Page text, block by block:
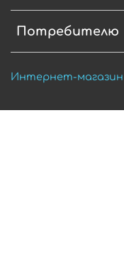
Потребителю
Интернет-магазин